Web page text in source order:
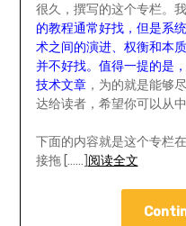
很久，撰写的这个专栏。我
的教程通常好找，但是系
术之间的演进、权衡和本
并不好找。值得一提的是
技术文章，为的就是能够
达给读者，希望你可以从
下面的内容就是这个专栏
接拖 [……] 阅读全文